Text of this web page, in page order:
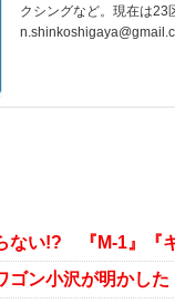
クシングなど。現在は23
ゴン小沢が明かし